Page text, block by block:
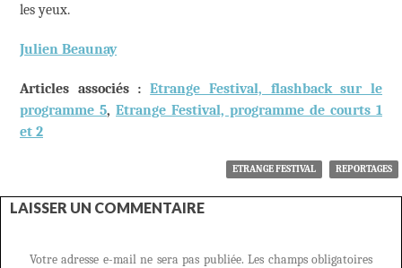
les yeux.
Julien Beaunay
Articles associés :Etrange Festival, flashback sur le
programme 5, Etrange Festival, programme de courts 1
et 2
ETRANGE FESTIVAL REPORTAGES
LAISSER UN COMMENTAIRE
Votre adresse e-mail ne sera pas publiée. Les champs obligatoires